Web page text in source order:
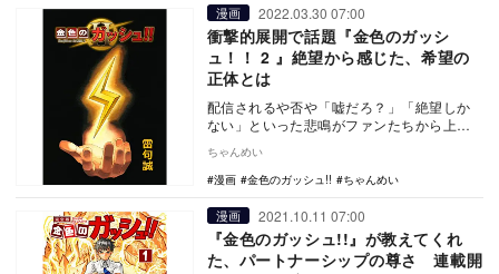
漫画 2022.03.30 07:00
衝撃的展開で話題『金色のガッシ
ュ！！ 2 』絶望から感じた、希望の
正体とは
配信されるや否や「嘘だろ？」「絶望しか
ない」といった悲鳴がファンたちから上が
シュ！！ 2 …
ちゃんめい
漫画
金色のガッシュ!! ちゃんめい
漫画 2021.10.11 07:00
『金色のガッシュ!!』が教えてくれ
た、パートナーシップの尊さ 連載開